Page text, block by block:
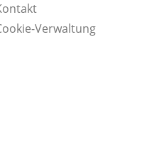
Verwaltung